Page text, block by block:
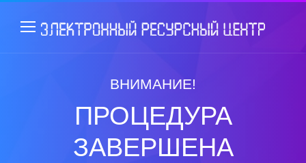
ВНИМАНИЕ!
ПРОЦЕДУРА
ЗАВЕРШЕНА